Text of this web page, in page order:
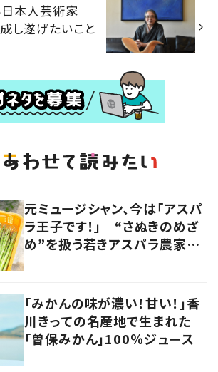
日本人芸術家
し遂げたいこと
元ミュージシャン、今は「アスパ
ラ王子です！」 “さぬきのめざ
め”を扱う若きアスパラ農家の
「みかんの味が濃い！甘い！」香
川きっての名産地で生まれた
「曽保みかん」100％ジュース